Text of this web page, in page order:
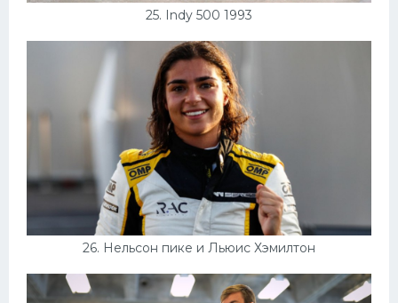
25. Indy 500 1993
26. Нельсон пике и Льюис Хэмилтон